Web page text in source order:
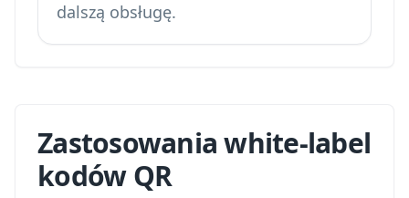
dalszą obsługę.
Zastosowania white-label
kodów QR